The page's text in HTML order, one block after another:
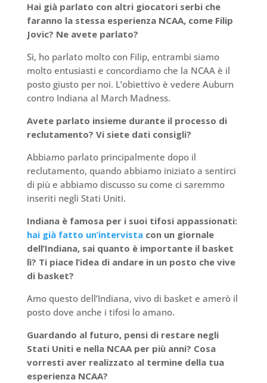
Hai già parlato con altri giocatori serbi che
faranno la stessa esperienza NCAA, come Filip
Jovic? Ne avete parlato?
Sì, ho parlato molto con Filip, entrambi siamo
molto entusiasti e concordiamo che la NCAA è il
posto giusto per noi. L’obiettivo è vedere Auburn
contro Indiana al March Madness.
Avete parlato insieme durante il processo di
reclutamento? Vi siete dati consigli?
Abbiamo parlato principalmente dopo il
reclutamento, quando abbiamo iniziato a sentirci
di più e abbiamo discusso su come ci saremmo
inseriti negli Stati Uniti.
Indiana è famosa per i suoi tifosi appassionati:
hai già fatto un’intervistacon un giornale
dell’Indiana, sai quanto è importante il basket
lì? Ti piace l’idea di andare in un posto che vive
di basket?
Amo questo dell’Indiana, vivo di basket e amerò il
posto dove anche i tifosi lo amano.
Guardando al futuro, pensi di restare negli
Stati Uniti e nella NCAA per più anni? Cosa
vorresti aver realizzato al termine della tua
esperienza NCAA?